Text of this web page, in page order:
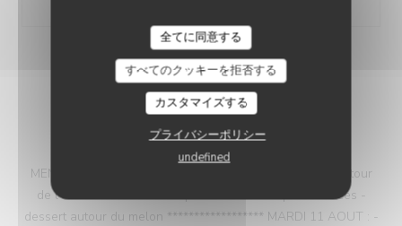
全てに同意する
すべてのクッキーを拒否する
カスタマイズする
プライバシーポリシー
undefined
MENU DE LA SEMAINE
MENU DE LA SEMAINE : LUNDI 10 AOUT : -la trilogie autour
de l'artichaut -le carré de porc sauce aux épices douces -
dessert autour du melon ****************** MARDI 11 AOUT : -
LA TABLE D'YVAN